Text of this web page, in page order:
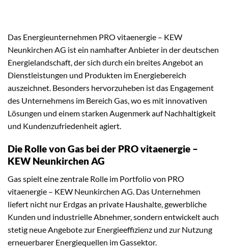
Das Energieunternehmen PRO vitaenergie – KEW
Neunkirchen AG ist ein namhafter Anbieter in der deutschen
Energielandschaft, der sich durch ein breites Angebot an
Dienstleistungen und Produkten im Energiebereich
auszeichnet. Besonders hervorzuheben ist das Engagement
des Unternehmens im Bereich Gas, wo es mit innovativen
Lösungen und einem starken Augenmerk auf Nachhaltigkeit
und Kundenzufriedenheit agiert.
Die Rolle von Gas bei der PRO vitaenergie –
KEW Neunkirchen AG
Gas spielt eine zentrale Rolle im Portfolio von PRO
vitaenergie – KEW Neunkirchen AG. Das Unternehmen
liefert nicht nur Erdgas an private Haushalte, gewerbliche
Kunden und industrielle Abnehmer, sondern entwickelt auch
stetig neue Angebote zur Energieeffizienz und zur Nutzung
erneuerbarer Energiequellen im Gassektor.